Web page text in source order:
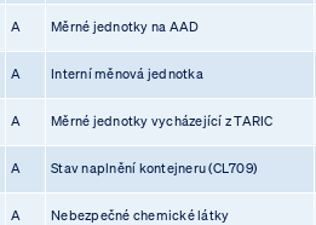
A Měrné jednotky na AAD
A Interní měnová jednotka
A Měrné jednotky vycházející z TARIC
A Stav naplnění kontejneru (CL709)
A Nebezpečné chemické látky